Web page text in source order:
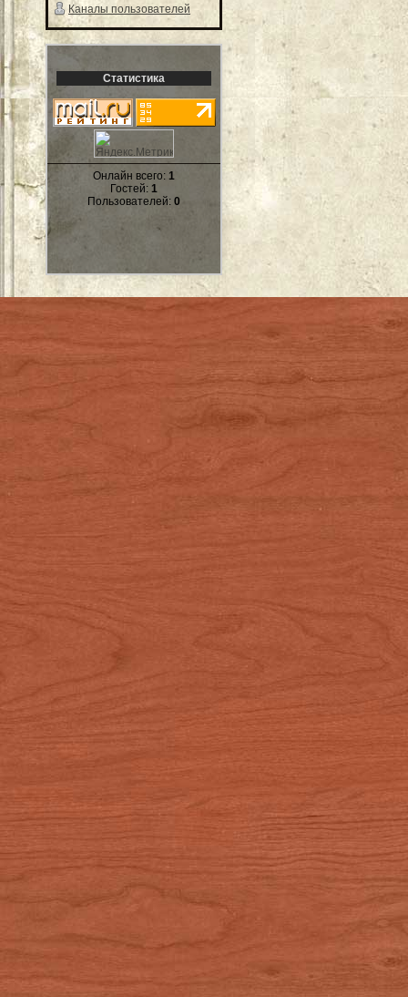
Каналы пользователей
Статистика
Онлайн всего: 1
Гостей: 1
Пользователей: 0